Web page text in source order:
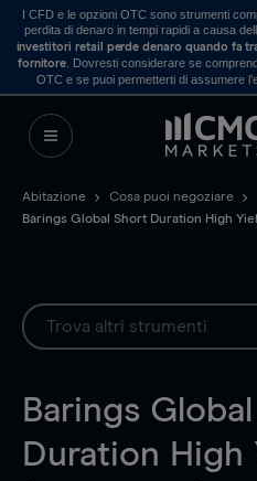
I CFD e le opzioni OTC sono strumenti
perdita di denaro in tempi rapidi a causa
investitori retail perde denaro quando fa
fornitore . Dovresti considerare se
OTC e se puoi permetterti di assumere
Abitazione
Cosa puoi negoziare
Barings Global Short Duration High
Barings
Duration High